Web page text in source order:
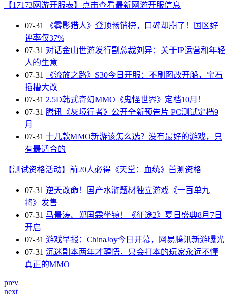
【17173网游开服表】点击查看最新网游开服信息
07-31
《雾影猎人》登顶畅销榜，口碑却崩了！国区好
评率仅37%
07-31 对话金山世游发行副总裁刘异：关于IP运营和年轻
人的生意
07-31
《流放之路》S30今日开服：不刷图改开船，宝石
插槽大改
07-31 2.5D韩式奇幻MMO《鬼怪世界》定档10月！
07-31 腾讯《灰境行者》公开全新预告片 PC测试定档9
月
07-31 十几款MMO新游该怎么选？没有最好的游戏，只
有最适合的
【测试资格活动】前20人必得《天堂：血统》首测资格
07-31 逆天改命！国产水浒题材独立游戏《一百单九
将》发售
07-31 马景涛、郑国霖坐镇！《征途2》夏日盛典8月7日
开启
07-31 游戏早报：ChinaJoy今日开幕，网易腾讯新游曝光
07-31 沉迷副本两年才醒悟，只会打本的玩家永远不懂
真正的MMO
prev
next